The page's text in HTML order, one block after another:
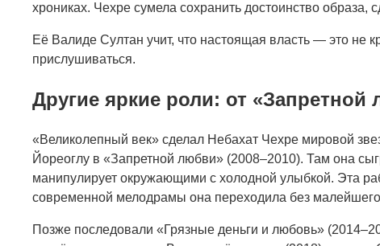
хрониках. Чехре сумела сохранить достоинство
Её Валиде Султан учит, что настоящая власть — это не
прислушиваться.
Другие яркие роли: от
«Великолепный век» сделал Небахат Чехре мировой
Йореоглу в «Запретной любви» (2008–2010). Там она
манипулирует окружающими с холодной улыбкой. Эта
современной мелодрамы она переходила без
Позже последовали «Грязные деньги и любовь»